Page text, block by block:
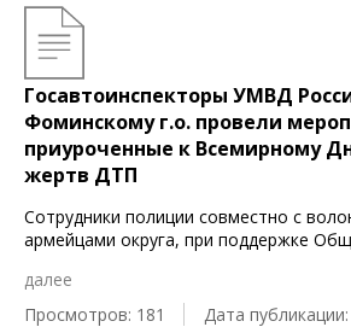
Госавтоинспекторы УМВД
Фоминскому г.о. провели
приуроченные к Всемирному
жертв ДТП
Сотрудники полиции совместно с
армейцами округа, при поддержке
далее
Просмотров: 181
Дата